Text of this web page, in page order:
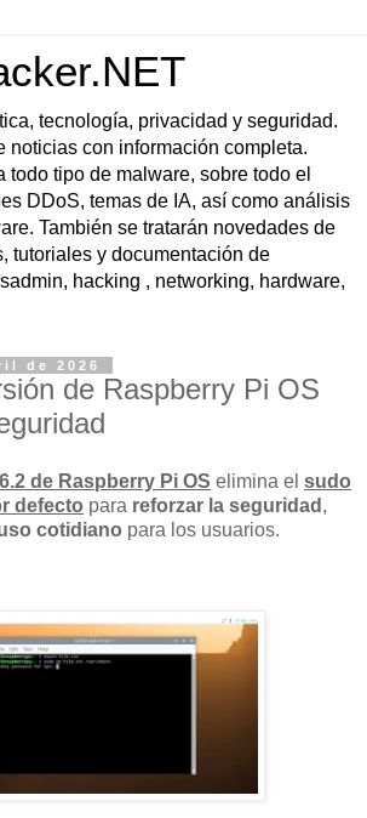
tecnología, privacidad y seguridad.
noticias con información completa.
todo tipo de malware, sobre todo el
DDoS, temas de IA, así como análisis
También se tratarán novedades de
tutoriales y documentación de
hacking , networking, hardware,
de 2026
de Raspberry Pi OS
de Raspberry Pi OS elimina el sudo
defecto para reforzar la seguridad ,
cotidiano para los usuarios.